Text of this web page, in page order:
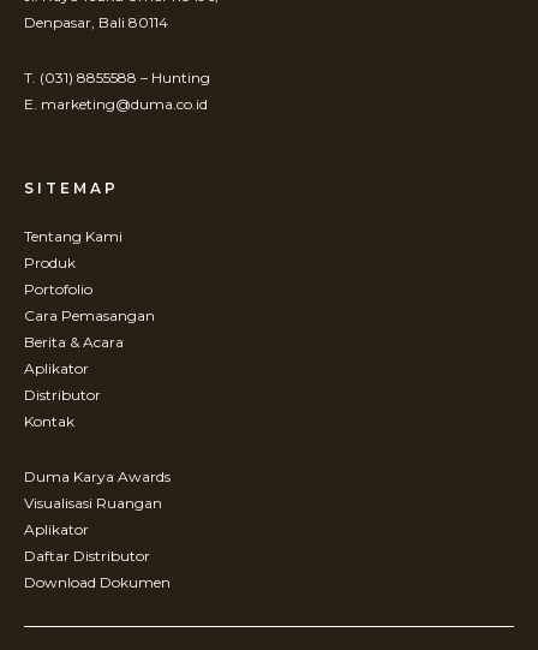
Denpasar, Bali 80114
T. (031) 8855588 – Hunting
E. marketing@duma.co.id
SITEMAP
Tentang Kami
Produk
Portofolio
Cara Pemasangan
Berita & Acara
Aplikator
Distributor
Kontak
Duma Karya Awards
Visualisasi Ruangan
Aplikator
Daftar Distributor
Download Dokumen